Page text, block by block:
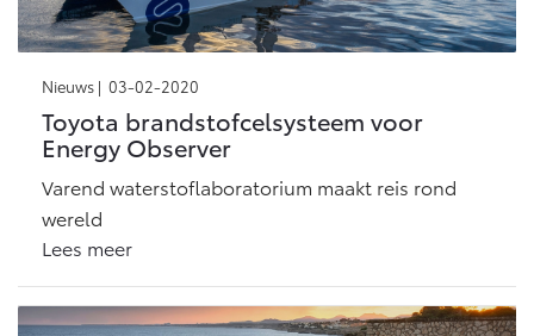
BATTERIJ-ELEKTRISCH
Vanaf € 39.995,-
Connected check
Nieuws | 03-02-2020
Toyota brandstofcelsysteem voor
Energy Observer
Varend waterstoflaboratorium maakt reis rond
wereld
Lees meer